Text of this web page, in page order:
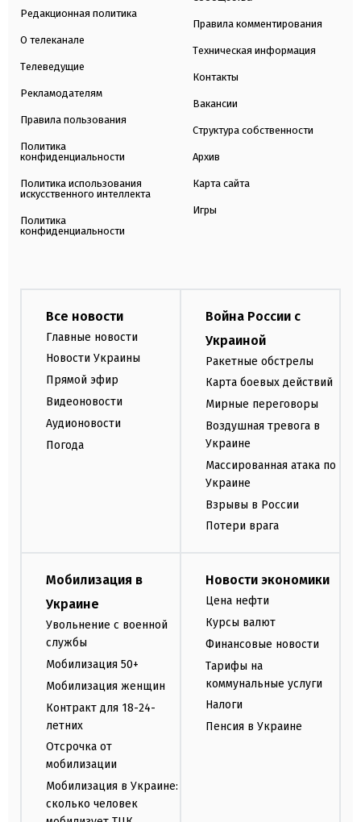
Редакционная политика
О телеканале
Телеведущие
Рекламодателям
Правила пользования
Политика
конфиденциальности
Политика использования
искусственного интеллекта
Политика
конфиденциальности
Правила комментирования
Техническая информация
Контакты
Вакансии
Структура собственности
Архив
Карта сайта
Игры
Все новости
Главные новости
Новости Украины
Прямой эфир
Видеоновости
Аудионовости
Погода
Война России с
Украиной
Ракетные обстрелы
Карта боевых действий
Мирные переговоры
Воздушная тревога в
Украине
Массированная атака по
Украине
Взрывы в России
Потери врага
Мобилизация в
Украине
Увольнение с военной
службы
Мобилизация 50+
Мобилизация женщин
Контракт для 18-24-
летних
Отсрочка от
мобилизации
Мобилизация в Украине:
сколько человек
Новости экономики
Цена нефти
Курсы валют
Финансовые новости
Тарифы на
коммунальные услуги
Налоги
Пенсия в Украине